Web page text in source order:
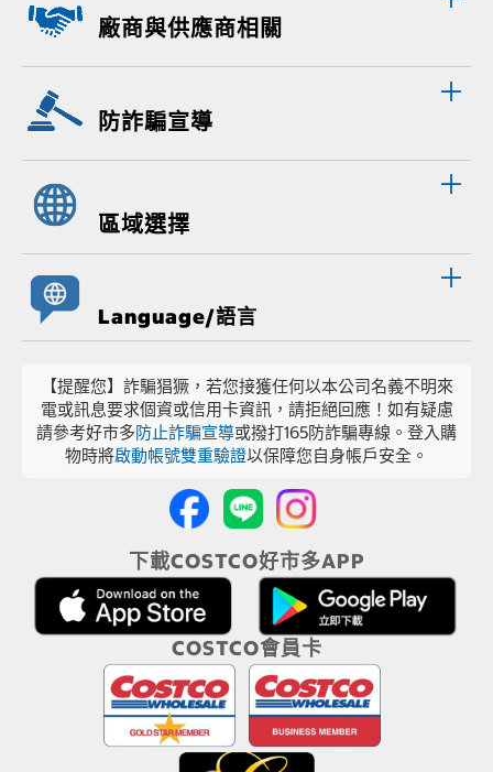
廠商與供應商相關
防詐騙宣導
區域選擇
Language/語言
【提醒您】詐騙猖獗，若您接獲任何以本公司名義不明來
電或訊息要求個資或信用卡資訊，請拒絕回應！如有疑慮
請參考好市多防止詐騙宣導或撥打165防詐騙專線。登入購
物時將啟動帳號雙重驗證以保障您自身帳戶安全。
下載COSTCO好市多APP
COSTCO會員卡